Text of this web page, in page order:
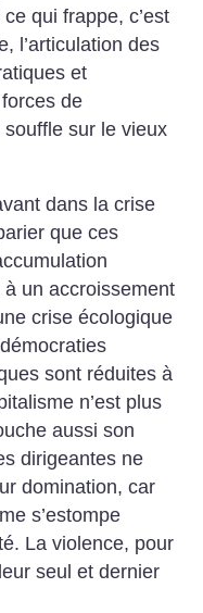
qui frappe, c’est
l’articulation des
et
de
souffle sur le vieux
dans la crise
que ces
un accroissement
crise écologique
sont réduites à
n’est plus
aussi son
dirigeantes ne
domination, car
s’estompe
La violence, pour
seul et dernier